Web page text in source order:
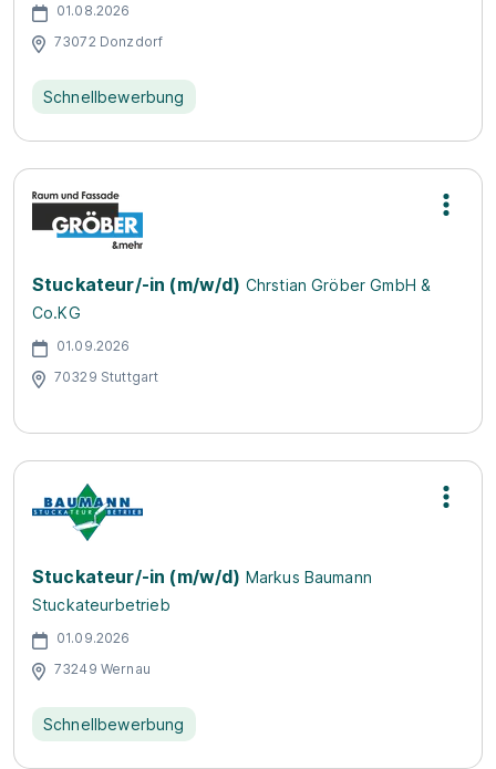
01.08.2026
73072 Donzdorf
Schnellbewerbung
Stuckateur/-in (m/w/d) Chrstian Gröber GmbH &
Co.KG
01.09.2026
70329 Stuttgart
Stuckateur/-in (m/w/d) Markus Baumann
Stuckateurbetrieb
01.09.2026
73249 Wernau
Schnellbewerbung